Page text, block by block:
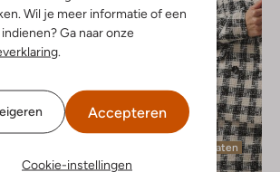
Wil je meer informatie of een
Ga naar onze
Accepteren
Cookie-instellingen
Laatste maten